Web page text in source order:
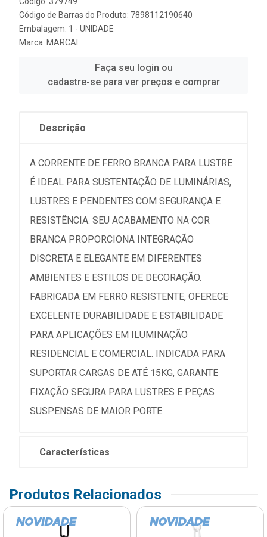
Código de Barras do Produto: 7898112190640
Embalagem: 1 - UNIDADE
Marca: MARCAI
Faça seu login ou
cadastre-se para ver preços e comprar
Descrição
A CORRENTE DE FERRO BRANCA PARA LUSTRE
É IDEAL PARA SUSTENTAÇÃO DE LUMINÁRIAS,
LUSTRES E PENDENTES COM SEGURANÇA E
RESISTÊNCIA. SEU ACABAMENTO NA COR
BRANCA PROPORCIONA INTEGRAÇÃO
DISCRETA E ELEGANTE EM DIFERENTES
AMBIENTES E ESTILOS DE DECORAÇÃO.
FABRICADA EM FERRO RESISTENTE, OFERECE
EXCELENTE DURABILIDADE E ESTABILIDADE
PARA APLICAÇÕES EM ILUMINAÇÃO
RESIDENCIAL E COMERCIAL. INDICADA PARA
SUPORTAR CARGAS DE ATÉ 15KG, GARANTE
FIXAÇÃO SEGURA PARA LUSTRES E PEÇAS
SUSPENSAS DE MAIOR PORTE.
Características
Produtos Relacionados